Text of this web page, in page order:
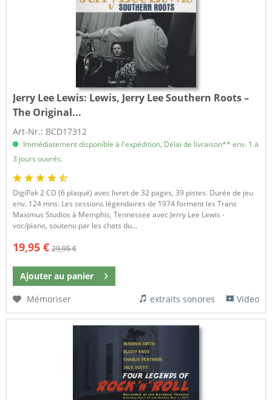
Jerry Lee Lewis: Lewis, Jerry Lee Southern Roots –
The Original...
Art-Nr.: BCD17312
Immédiatement disponible à l'expédition, Délai de livraison** env. 1 à
3 jours ouvrés.
DigiPak 2 CD (6 plaqué) avec livret de 32 pages, 39 pistes. Durée de jeu
env. 124 mns. Les sessions légendaires de 1974 forment les Trans
Maximus Studios à Memphis, Tennessee avec Jerry Lee Lewis -
voc/piano, soutenu par les chats du...
19,95 € 29,95 €
Ajouter au panier
Mémoriser
extraits sonores Video